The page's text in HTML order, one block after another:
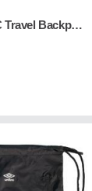
UMBRO PC Travel Backpack